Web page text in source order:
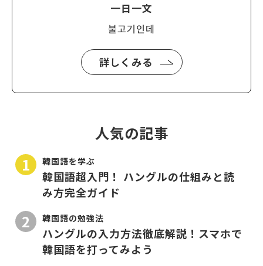
一日一文
불고기인데
詳しくみる
人気の記事
韓国語を学ぶ
韓国語超入門！ ハングルの仕組みと読
み方完全ガイド
韓国語の勉強法
ハングルの入力方法徹底解説！スマホで
韓国語を打ってみよう